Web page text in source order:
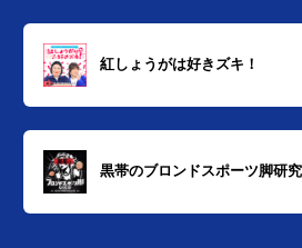
紅しょうがは好きズキ！
黒帯のブロンドスポーツ脚研